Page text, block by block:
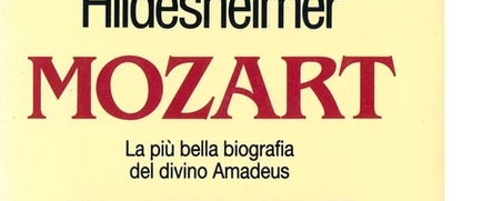
lett. italiana Saggistica Ragazzi
Pittura Teatro/Poesia/Musica Collane